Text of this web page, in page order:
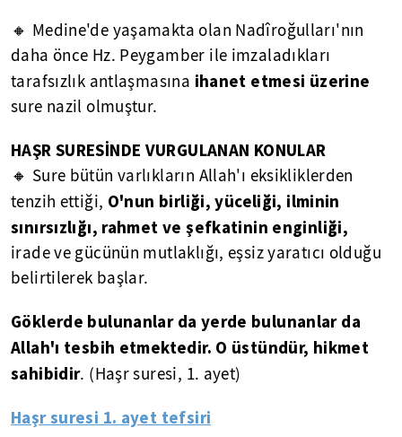
🔸 Medine'de yaşamakta olan Nadîroğulları'nın
daha önce Hz. Peygamber ile imzaladıkları
tarafsızlık antlaşmasına ihanet etmesi üzerine
sure nazil olmuştur.
HAŞR SURESİNDE VURGULANAN KONULAR
🔸 Sure bütün varlıkların Allah'ı eksikliklerden
tenzih ettiği, O'nun birliği, yüceliği, ilminin
sınırsızlığı, rahmet ve şefkatinin enginliği,
irade ve gücünün mutlaklığı, eşsiz yaratıcı olduğu
belirtilerek başlar.
Göklerde bulunanlar da yerde bulunanlar da
Allah'ı tesbih etmektedir. O üstündür, hikmet
sahibidir. (Haşr suresi, 1. ayet)
Haşr suresi 1. ayet tefsiri